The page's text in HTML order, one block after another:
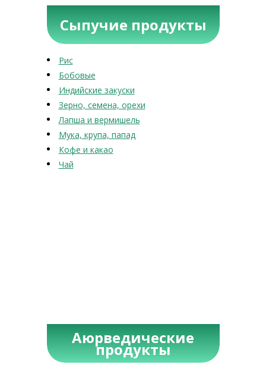
Сыпучие продукты
Рис
Бобовые
Индийские закуски
Зерно, семена, орехи
Лапша и вермишель
Мука, крупа, папад
Кофе и какао
Чай
Аюрведические
продукты